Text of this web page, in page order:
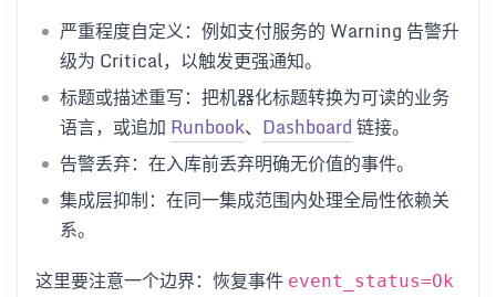
严重程度自定义：例如支付服务的 Warning 告警升
级为 Critical，以触发更强通知。
标题或描述重写：把机器化标题转换为可读的业务
语言，或追加 Runbook、 Dashboard链接。
告警丢弃：在入库前丢弃明确无价值的事件。
集成层抑制：在同一集成范围内处理全局性依赖关
系。
这里要注意一个边界：恢复事件 event_status=Ok